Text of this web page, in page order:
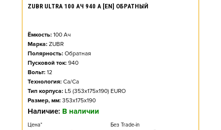
ZUBR ULTRA 100 АЧ 940 А [EN] ОБРАТНЫЙ
Ёмкость: 100 Ач
Марка: ZUBR
Полярность: Обратная
Пусковой ток: 940
Вольт: 12
Технология: Ca/Ca
Тип корпуса: L5 (353x175x190) EURO
Размер, мм: 353x175x190
Наличие: В наличии
Цена* Без Trade-in